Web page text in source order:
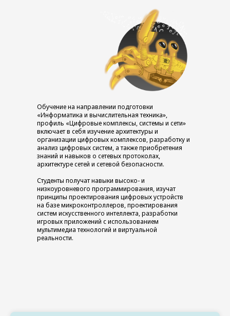
Обучение на направлении подготовки
«Информатика и вычислительная техника»,
профиль «Цифровые комплексы, системы и сети»
включает в себя изучение архитектуры и
организации цифровых комплексов, разработку и
анализ цифровых систем, а также приобретения
знаний и навыков о сетевых протоколах,
архитектуре сетей и сетевой безопасности.
Студенты получат навыки высоко- и
низкоуровневого программирования, изучат
принципы проектирования цифровых устройств
на базе микроконтроллеров, проектирования
систем искусственного интеллекта, разработки
игровых приложений с использованием
мультимедиа технологий и виртуальной
реальности.